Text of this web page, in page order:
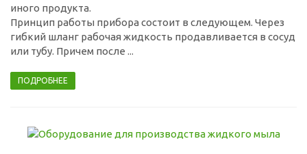
иного продукта.
Принцип работы прибора состоит в следующем. Через
гибкий шланг рабочая жидкость продавливается в сосуд
или тубу. Причем после ...
ПОДРОБНЕЕ